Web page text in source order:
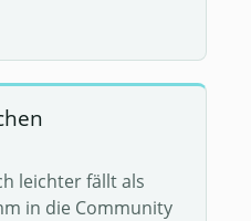
leichter fällt als
in die Community